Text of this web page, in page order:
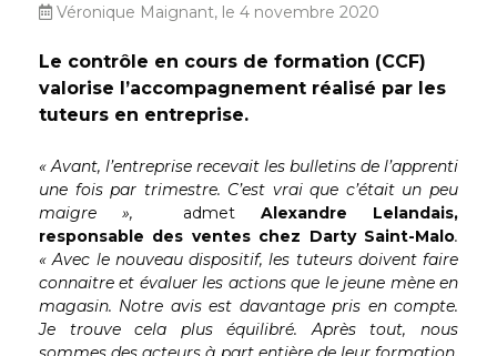
Véronique Maignant, le 4 novembre 2020
Le contrôle en cours de formation (CCF)
valorise l’accompagnement réalisé par les
tuteurs en entreprise.
« Avant, l’entreprise recevait les bulletins de l’apprenti
une fois par trimestre. C’est vrai que c’était un peu
maigre »,
admetAlexandre Lelandais,
responsable des ventes chez Darty Saint-Malo.
« Avec le nouveau dispositif, les tuteurs doivent faire
connaitre et évaluer les actions que le jeune mène en
magasin. Notre avis est davantage pris en compte.
Je trouve cela plus équilibré. Après tout, nous